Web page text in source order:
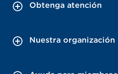
Obtenga atención
Nuestra organización